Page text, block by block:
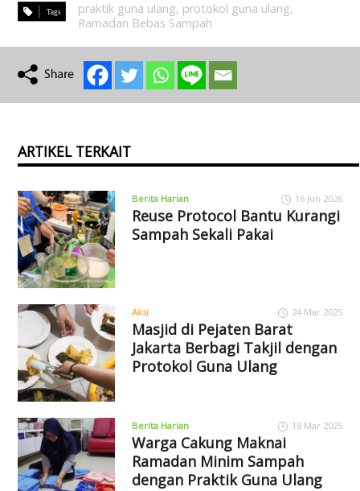
praktik guna ulang, protokol guna ulang,
Ramadan Bebas Sampah
ARTIKEL TERKAIT
Berita Harian 16 Jun 2026
Reuse Protocol Bantu Kurangi
Sampah Sekali Pakai
Aksi 24 Mar 2025
Masjid di Pejaten Barat
Jakarta Berbagi Takjil dengan
Protokol Guna Ulang
Berita Harian 18 Mar 2025
Warga Cakung Maknai
Ramadan Minim Sampah
dengan Praktik Guna Ulang